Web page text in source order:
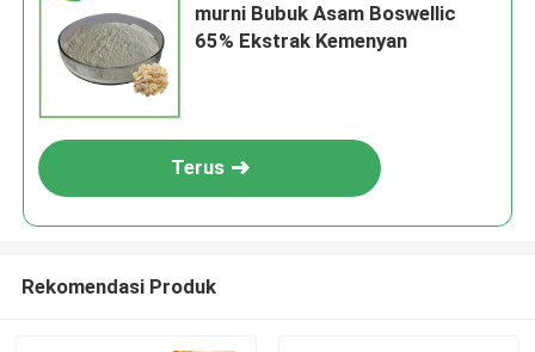
murni Bubuk Asam Boswellic
65% Ekstrak Kemenyan
Terus
Rekomendasi Produk